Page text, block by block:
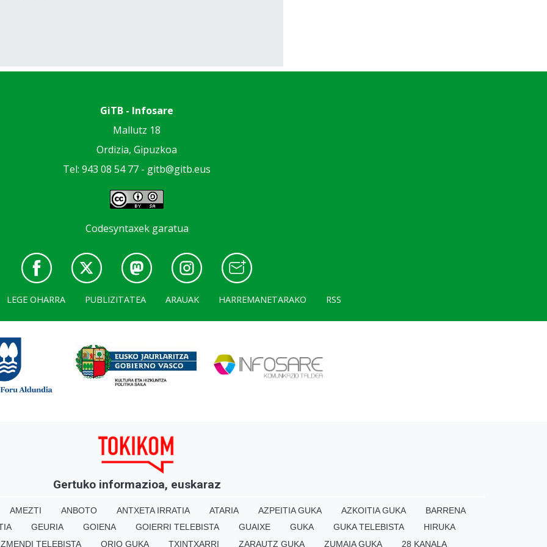
GiTB - Infosare
Mallutz 18
Ordizia, Gipuzkoa
Tel: 943 08 54 77 - gitb@gitb.eus
Codesyntaxek garatua
LEGE OHARRA PUBLIZITATEA ARAUAK HARREMANETARAKO RSS
Gertuko informazioa, euskaraz
AMEZTI ANBOTO ANTXETA IRRATIA ATARIA AZPEITIA GUKA AZKOITIA GUKA
BARRENA
GEURIA GOIENA GOIERRI TELEBISTA GUAIXE GUKA GUKA TELEBISTA
HIRUKA
TELEBISTA ORIO GUKA TXINTXARRI ZARAUTZ GUKA ZUMAIA GUKA 28 KANALA